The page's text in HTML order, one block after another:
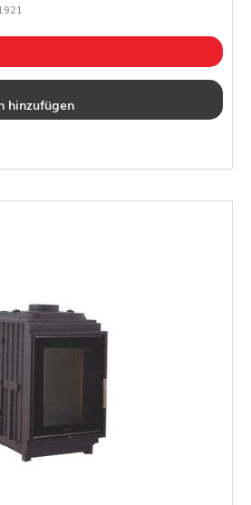
hinzufügen